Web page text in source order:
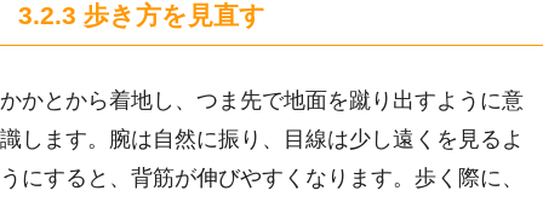
3.2.3 歩き方を見直す
かかとから着地し、つま先で地面を蹴り出すように意
識します。腕は自然に振り、目線は少し遠くを見るよ
うにすると、背筋が伸びやすくなります。歩く際に、